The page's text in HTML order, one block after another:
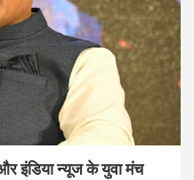
इंडिया न्यूज के युवा मंच